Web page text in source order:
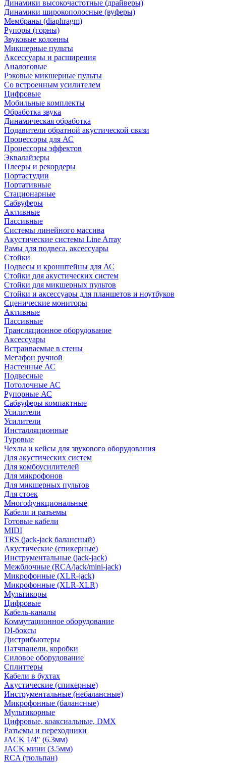
Динамики высокочастотные (драйверы)
Динамики широкополосные (вуферы)
Мембраны (diaphragm)
Рупоры (горны)
Звуковые колонны
Микшерные пульты
Аксессуары и расширения
Аналоговые
Рэковые микшерные пульты
Со встроенным усилителем
Цифровые
Мобильные комплекты
Обработка звука
Динамическая обработка
Подавители обратной акустической связи
Процессоры для АС
Процессоры эффектов
Эквалайзеры
Плееры и рекордеры
Портастудии
Портативные
Стационарные
Сабвуферы
Активные
Пассивные
Системы линейного массива
Акустические системы Line Array
Рамы для подвеса, аксессуары
Стойки
Подвесы и кронштейны для АС
Стойки для акустических систем
Стойки для микшерных пультов
Стойки и аксессуары для планшетов и ноутбуков
Сценические мониторы
Активные
Пассивные
Трансляционное оборудование
Аксессуары
Встраиваемые в стены
Мегафон ручной
Настенные АС
Подвесные
Потолочные АС
Рупорные АС
Сабвуферы компактные
Усилители
Усилители
Инсталляционные
Туровые
Чехлы и кейсы для звукового оборудования
Для акустических систем
Для комбоусилителей
Для микрофонов
Для микшерных пультов
Для стоек
Многофункциональные
Кабели и разъемы
Готовые кабели
MIDI
TRS (jack-jack балансный)
Акустические (спикерные)
Инструментальные (jack-jack)
Межблочные (RCA/jack/mini-jack)
Микрофонные (XLR-jack)
Микрофонные (XLR-XLR)
Мультикоры
Цифровые
Кабель-каналы
Коммутационное оборудование
DI-боксы
Дистрибьютеры
Патчпанели, коробки
Силовое оборудование
Сплиттеры
Кабели в бухтах
Акустические (спикерные)
Инструментальные (небалансные)
Микрофонные (балансные)
Мультикорные
Цифровые, коаксиальные, DMX
Разъемы и переходники
JACK 1/4" (6.3мм)
JACK мини (3.5мм)
RCA (тюльпан)